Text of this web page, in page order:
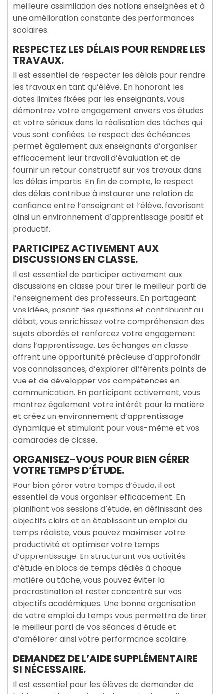
meilleure assimilation des notions enseignées et à
une amélioration constante des performances
scolaires.
RESPECTEZ LES DÉLAIS POUR RENDRE LES
TRAVAUX.
Il est essentiel de respecter les délais pour rendre
les travaux en tant qu’élève. En honorant les
dates limites fixées par les enseignants, vous
démontrez votre engagement envers vos études
et votre sérieux dans la réalisation des tâches qui
vous sont confiées. Le respect des échéances
permet également aux enseignants d’organiser
efficacement leur travail d’évaluation et de
fournir un retour constructif sur vos travaux dans
les délais impartis. En fin de compte, le respect
des délais contribue à instaurer une relation de
confiance entre l’enseignant et l’élève, favorisant
ainsi un environnement d’apprentissage positif et
productif.
PARTICIPEZ ACTIVEMENT AUX
DISCUSSIONS EN CLASSE.
Il est essentiel de participer activement aux
discussions en classe pour tirer le meilleur parti de
l’enseignement des professeurs. En partageant
vos idées, posant des questions et contribuant au
débat, vous enrichissez votre compréhension des
sujets abordés et renforcez votre engagement
dans l’apprentissage. Les échanges en classe
offrent une opportunité précieuse d’approfondir
vos connaissances, d’explorer différents points de
vue et de développer vos compétences en
communication. En participant activement, vous
montrez également votre intérêt pour la matière
et créez un environnement d’apprentissage
dynamique et stimulant pour vous-même et vos
camarades de classe.
ORGANISEZ-VOUS POUR BIEN GÉRER
VOTRE TEMPS D’ÉTUDE.
Pour bien gérer votre temps d’étude, il est
essentiel de vous organiser efficacement. En
planifiant vos sessions d’étude, en définissant des
objectifs clairs et en établissant un emploi du
temps réaliste, vous pouvez maximiser votre
productivité et optimiser votre temps
d’apprentissage. En structurant vos activités
d’étude en blocs de temps dédiés à chaque
matière ou tâche, vous pouvez éviter la
procrastination et rester concentré sur vos
objectifs académiques. Une bonne organisation
de votre emploi du temps vous permettra de tirer
le meilleur parti de vos séances d’étude et
d’améliorer ainsi votre performance scolaire.
DEMANDEZ DE L’AIDE SUPPLÉMENTAIRE
SI NÉCESSAIRE.
Il est essentiel pour les élèves de demander de